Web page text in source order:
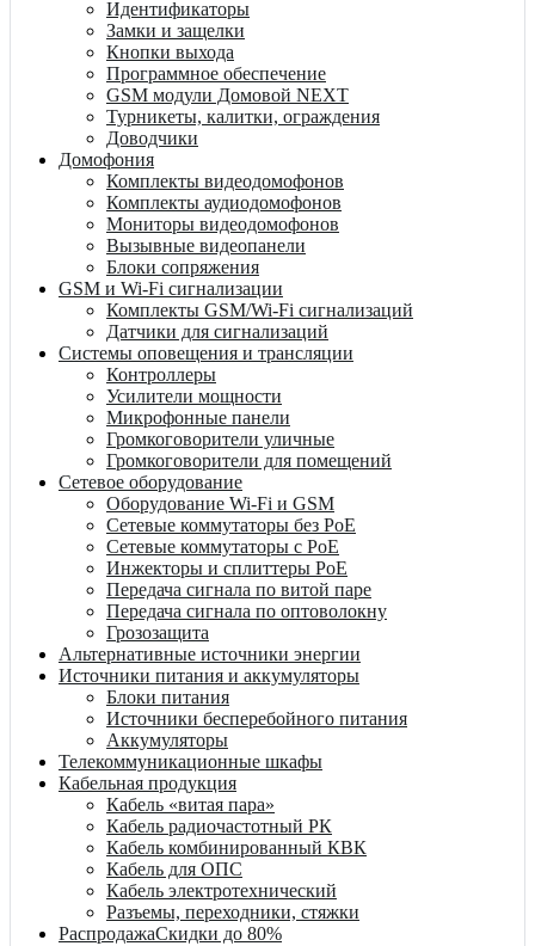
Идентификаторы
Замки и защелки
Кнопки выхода
Программное обеспечение
GSM модули Домовой NEXT
Турникеты, калитки, ограждения
Доводчики
Домофония
Комплекты видеодомофонов
Комплекты аудиодомофонов
Мониторы видеодомофонов
Вызывные видеопанели
Блоки сопряжения
GSM и Wi-Fi сигнализации
Комплекты GSM/Wi-Fi сигнализаций
Датчики для сигнализаций
Системы оповещения и трансляции
Контроллеры
Усилители мощности
Микрофонные панели
Громкоговорители уличные
Громкоговорители для помещений
Сетевое оборудование
Оборудование Wi-Fi и GSM
Сетевые коммутаторы без PoE
Сетевые коммутаторы с PoE
Инжекторы и сплиттеры PoE
Передача сигнала по витой паре
Передача сигнала по оптоволокну
Грозозащита
Альтернативные источники энергии
Источники питания и аккумуляторы
Блоки питания
Источники бесперебойного питания
Аккумуляторы
Телекоммуникационные шкафы
Кабельная продукция
Кабель «витая пара»
Кабель радиочастотный РК
Кабель комбинированный КВК
Кабель для ОПС
Кабель электротехнический
Разъемы, переходники, стяжки
РаспродажаСкидки до 80%